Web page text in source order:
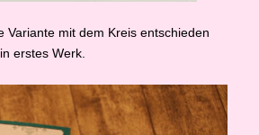
Variante mit dem Kreis entschieden
erstes Werk.